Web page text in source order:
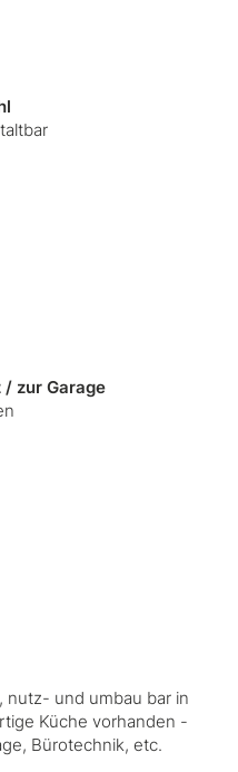
zur Garage
und umbau bar in
Küche vorhanden -
Bürotechnik, etc.